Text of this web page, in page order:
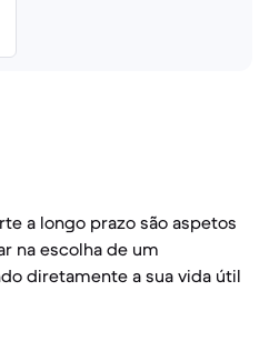
a longo prazo são aspetos
na escolha de um
diretamente a sua vida útil